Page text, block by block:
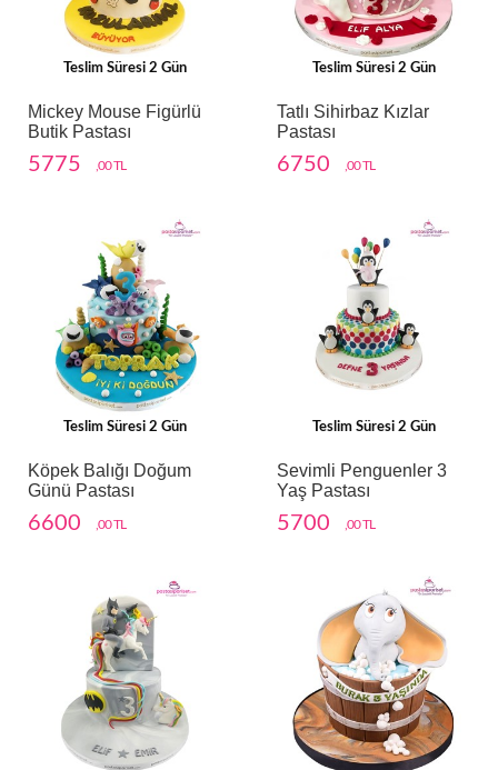
Teslim Süresi 2 Gün
Mickey Mouse Figürlü
Butik Pastası
5775 ,00 TL
Teslim Süresi 2 Gün
Tatlı Sihirbaz Kızlar
Pastası
6750 ,00 TL
Teslim Süresi 2 Gün
Köpek Balığı Doğum
Günü Pastası
6600 ,00 TL
Teslim Süresi 2 Gün
Sevimli Penguenler 3
Yaş Pastası
5700 ,00 TL